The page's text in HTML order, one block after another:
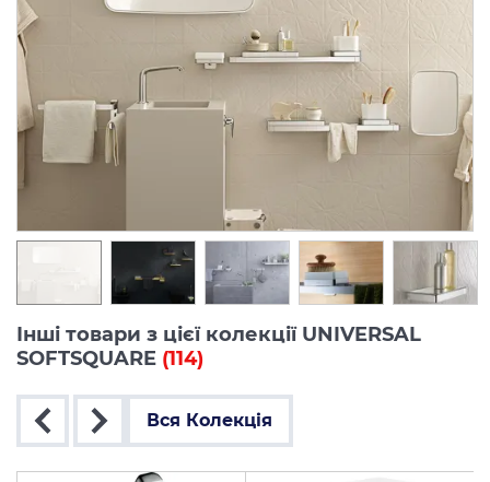
Інші товари з цієї колекції UNIVERSAL
SOFTSQUARE (114)
Вся Колекція